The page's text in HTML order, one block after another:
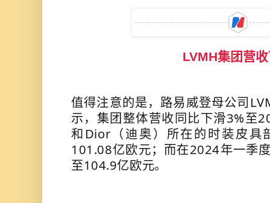
LVMH集团营
值得注意的是，路易威登母公司
示，集团整体营收同比下滑3%至
和Dior（迪奥）所在的时装皮具
101.08亿欧元；而在2024年一季
至104.9亿欧元。